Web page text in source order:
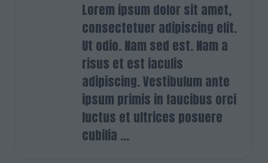
Lorem ipsum dolor sit amet,
consectetuer adipiscing elit.
Ut odio. Nam sed est. Nam a
risus et est iaculis
adipiscing. Vestibulum ante
ipsum primis in faucibus orci
luctus et ultrices posuere
cubilia ...